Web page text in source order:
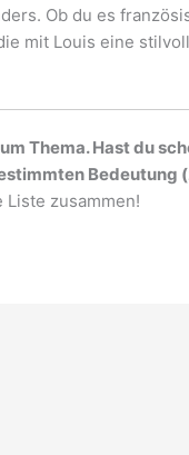
Ob du es
mit Louis eine
Thema. Hast du
Bedeutung
zusammen!